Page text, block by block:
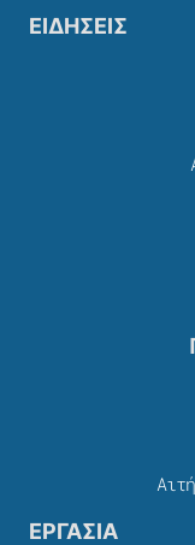
ΕΙΔΗΣΕΙΣ
ΕΡΓΑΣΙΑ